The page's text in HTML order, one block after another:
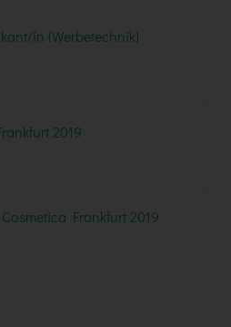
in (Werbetechnik)
2019
Frankfurt 2019